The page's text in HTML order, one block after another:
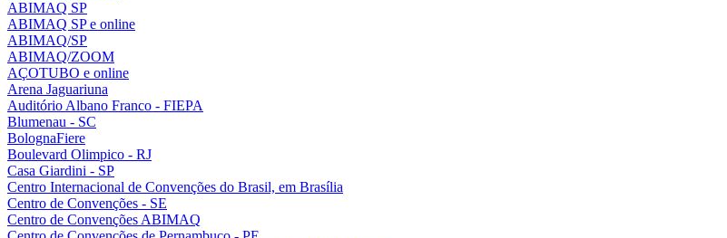
ABIMAQ SP
ABIMAQ SP e online
ABIMAQ/SP
ABIMAQ/ZOOM
AÇOTUBO e online
Arena Jaguariuna
Auditório Albano Franco - FIEPA
Blumenau - SC
BolognaFiere
Boulevard Olimpico - RJ
Casa Giardini - SP
Centro Internacional de Convenções do Brasil, em Brasília
Centro de Convenções - SE
Centro de Convenções ABIMAQ